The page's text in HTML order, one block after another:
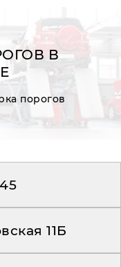
В
порогов
11Б